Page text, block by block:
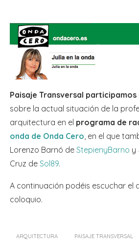
Paisaje Transversal participamos
sobre la actual situación de la
arquitectura en el programa de
onda de Onda Cero, en el que
Lorenzo Barnó de StepienyBarno y
Cruz de Sol89.
A continuación podéis escuchar el
coloquio.
ARQUITECTURA PAISAJE TRANSVERSAL